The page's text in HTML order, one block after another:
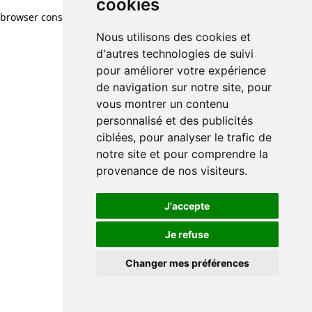
cookies
Nous utilisons des cookies et
d'autres technologies de suivi
pour améliorer votre expérience
de navigation sur notre site, pour
vous montrer un contenu
personnalisé et des publicités
ciblées, pour analyser le trafic de
notre site et pour comprendre la
provenance de nos visiteurs.
J'accepte
Je refuse
Changer mes préférences
cookies
Nous utilisons des cookies et
d'autres technologies de suivi
pour améliorer votre expérience
de navigation sur notre site, pour
vous montrer un contenu
personnalisé et des publicités
ciblées, pour analyser le trafic de
notre site et pour comprendre la
provenance de nos visiteurs.
J'accepte
Je refuse
Changer mes préférences
browser console for more information)